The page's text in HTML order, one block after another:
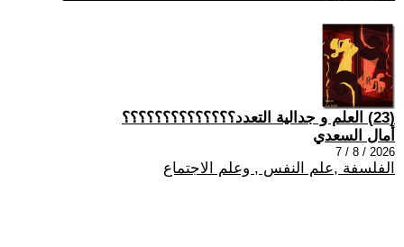
(23) العلم و جدالية التعدد؟؟؟؟؟؟؟؟؟؟؟؟؟؟
أمال السعدي
2026 / 8 / 7
الفلسفة ,علم النفس , وعلم الاجتماع